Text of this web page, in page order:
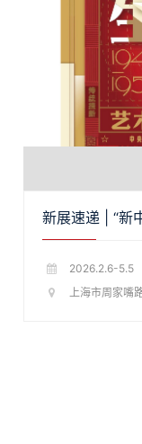
新展速递 | “新
2026.2.6-5.5
上海市周家嘴